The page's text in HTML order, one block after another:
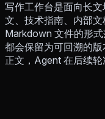
写作工作台是面向长
文、技术指南、内部
Markdown 文件的形
都会保留为可回溯的
正文，Agent 在后续轮